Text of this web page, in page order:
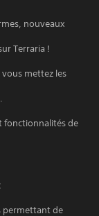
nouveaux
Terraria !
mettez les
fonctionnalités de
permettant de